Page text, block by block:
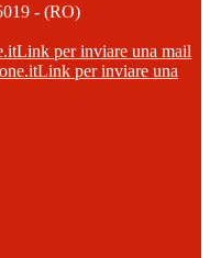
- (RO)
Link per inviare una mail
Link per inviare una